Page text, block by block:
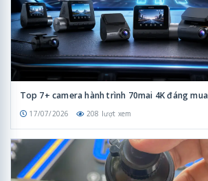
Top 7+ camera hành trình 70mai 4K đáng
17/07/2026 208 lượt xem